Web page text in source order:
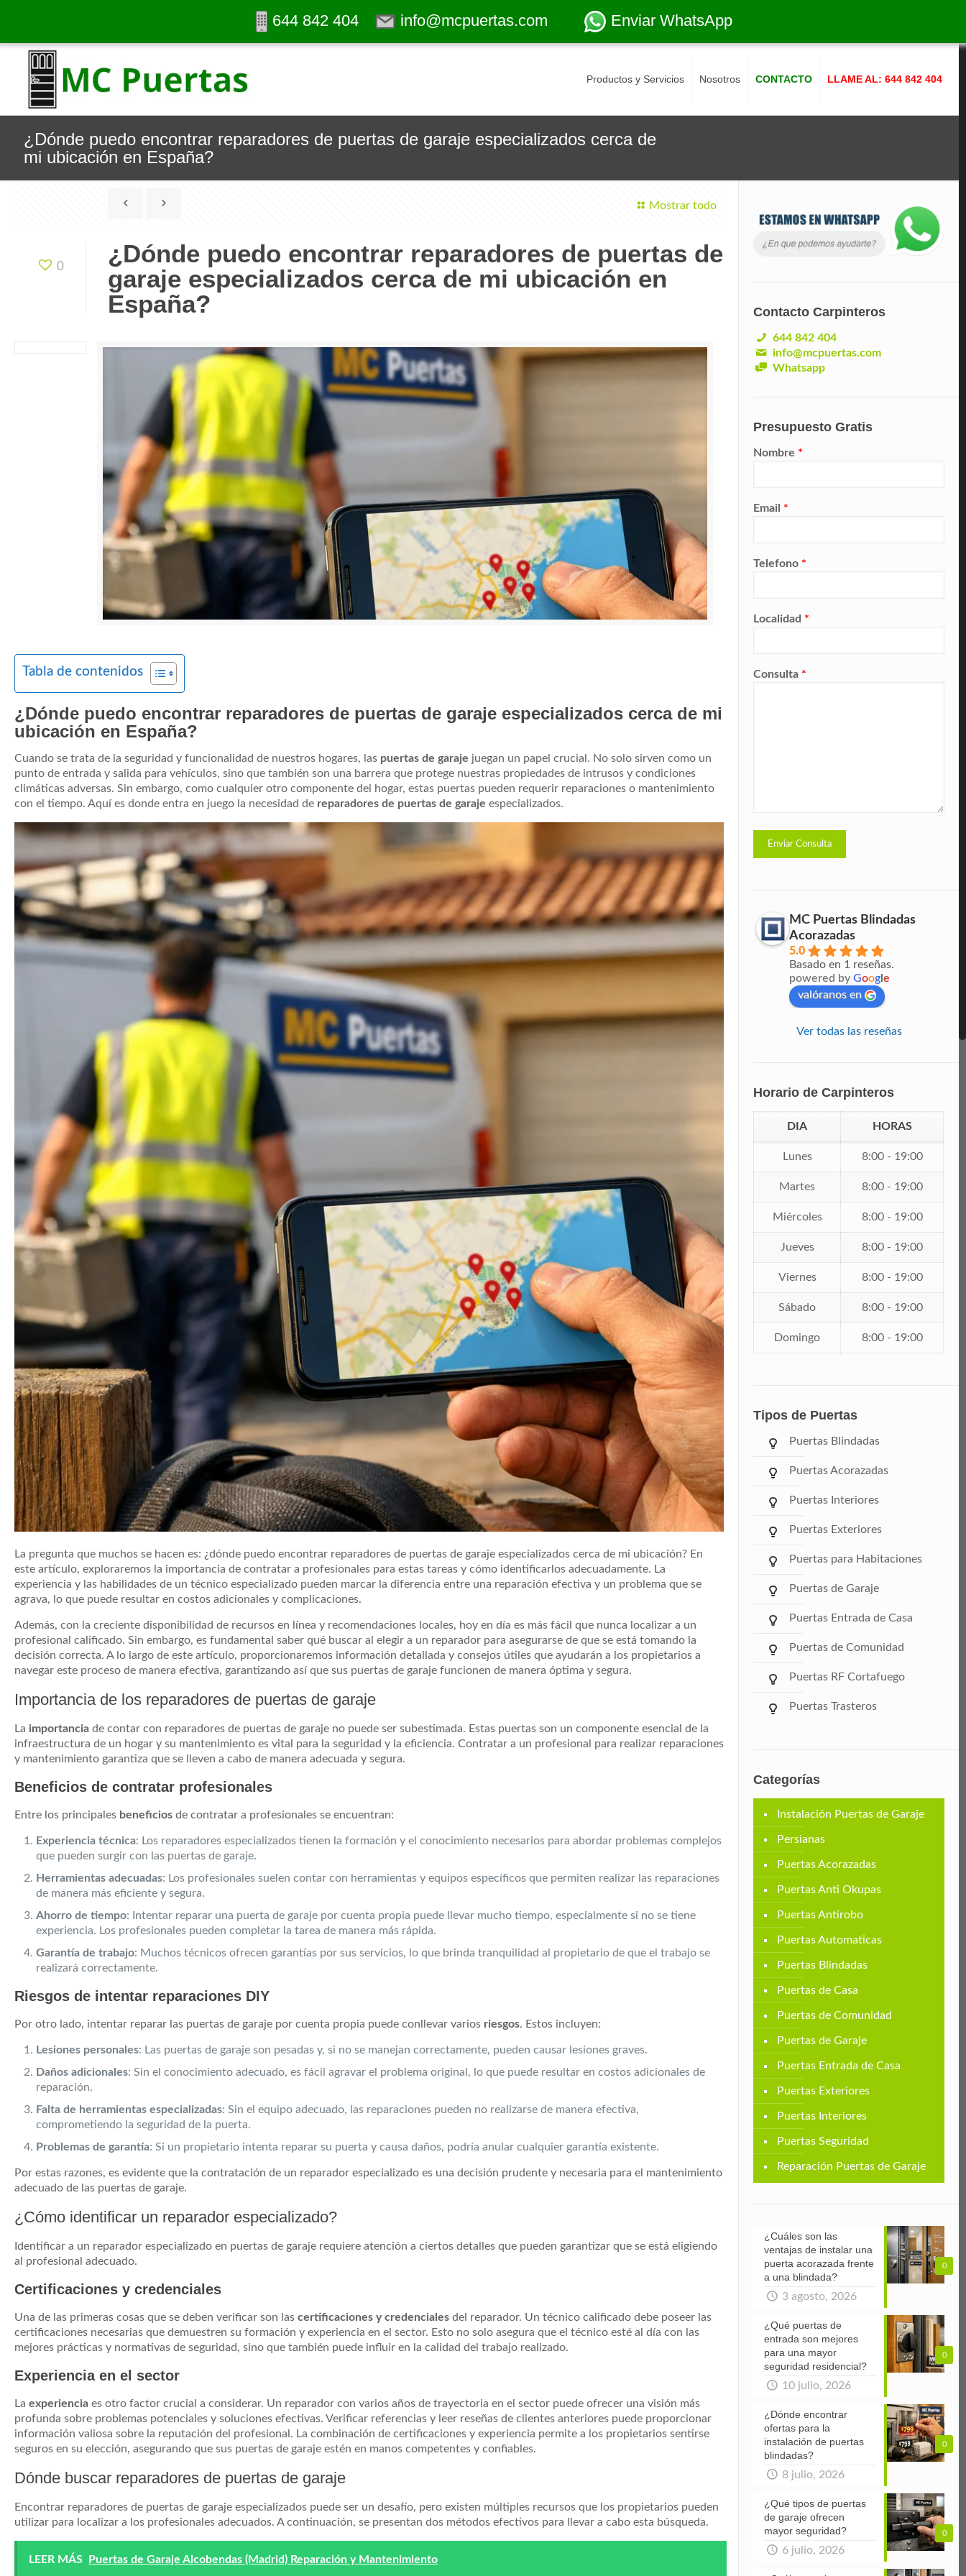
644 842 404 info@mcpuertas.com Enviar WhatsApp
Productos y Servicios Nosotros CONTACTO LLAME AL: 644 842 404
¿Dónde puedo encontrar reparadores de puertas de garaje especializados cerca de
mi ubicación en España?
Mostrar todo
0
¿Dónde puedo encontrar reparadores de puertas de
garaje especializados cerca de mi ubicación en
España?
Tabla de contenidos
¿Dónde puedo encontrar reparadores de puertas de garaje especializados cerca de mi
ubicación en España?
Cuando se trata de la seguridad y funcionalidad de nuestros hogares, las puertas de garaje juegan un papel crucial. No solo sirven como un
punto de entrada y salida para vehículos, sino que también son una barrera que protege nuestras propiedades de intrusos y condiciones
climáticas adversas. Sin embargo, como cualquier otro componente del hogar, estas puertas pueden requerir reparaciones o mantenimiento
con el tiempo. Aquí es donde entra en juego la necesidad de reparadores de puertas de garaje especializados.
La pregunta que muchos se hacen es: ¿dónde puedo encontrar reparadores de puertas de garaje especializados cerca de mi ubicación? En
este artículo, exploraremos la importancia de contratar a profesionales para estas tareas y cómo identificarlos adecuadamente. La
experiencia y las habilidades de un técnico especializado pueden marcar la diferencia entre una reparación efectiva y un problema que se
agrava, lo que puede resultar en costos adicionales y complicaciones.
Además, con la creciente disponibilidad de recursos en línea y recomendaciones locales, hoy en día es más fácil que nunca localizar a un
profesional calificado. Sin embargo, es fundamental saber qué buscar al elegir a un reparador para asegurarse de que se está tomando la
decisión correcta. A lo largo de este artículo, proporcionaremos información detallada y consejos útiles que ayudarán a los propietarios a
navegar este proceso de manera efectiva, garantizando así que sus puertas de garaje funcionen de manera óptima y segura.
Importancia de los reparadores de puertas de garaje
La importancia de contar con reparadores de puertas de garaje no puede ser subestimada. Estas puertas son un componente esencial de la
infraestructura de un hogar y su mantenimiento es vital para la seguridad y la eficiencia. Contratar a un profesional para realizar reparaciones
y mantenimiento garantiza que se lleven a cabo de manera adecuada y segura.
Beneficios de contratar profesionales
Entre los principales beneficios de contratar a profesionales se encuentran:
Experiencia técnica: Los reparadores especializados tienen la formación y el conocimiento necesarios para abordar problemas complejos
que pueden surgir con las puertas de garaje.
Herramientas adecuadas: Los profesionales suelen contar con herramientas y equipos específicos que permiten realizar las reparaciones
de manera más eficiente y segura.
Ahorro de tiempo: Intentar reparar una puerta de garaje por cuenta propia puede llevar mucho tiempo, especialmente si no se tiene
experiencia. Los profesionales pueden completar la tarea de manera más rápida.
Garantía de trabajo: Muchos técnicos ofrecen garantías por sus servicios, lo que brinda tranquilidad al propietario de que el trabajo se
realizará correctamente.
Riesgos de intentar reparaciones DIY
Por otro lado, intentar reparar las puertas de garaje por cuenta propia puede conllevar varios riesgos. Estos incluyen:
Lesiones personales: Las puertas de garaje son pesadas y, si no se manejan correctamente, pueden causar lesiones graves.
Daños adicionales: Sin el conocimiento adecuado, es fácil agravar el problema original, lo que puede resultar en costos adicionales de
reparación.
Falta de herramientas especializadas: Sin el equipo adecuado, las reparaciones pueden no realizarse de manera efectiva,
comprometiendo la seguridad de la puerta.
Problemas de garantía: Si un propietario intenta reparar su puerta y causa daños, podría anular cualquier garantía existente.
Por estas razones, es evidente que la contratación de un reparador especializado es una decisión prudente y necesaria para el mantenimiento
adecuado de las puertas de garaje.
¿Cómo identificar un reparador especializado?
Identificar a un reparador especializado en puertas de garaje requiere atención a ciertos detalles que pueden garantizar que se está eligiendo
al profesional adecuado.
Certificaciones y credenciales
Una de las primeras cosas que se deben verificar son lascertificaciones y credenciales del reparador. Un técnico calificado debe poseer las
certificaciones necesarias que demuestren su formación y experiencia en el sector. Esto no solo asegura que el técnico esté al día con las
mejores prácticas y normativas de seguridad, sino que también puede influir en la calidad del trabajo realizado.
Experiencia en el sector
Laexperiencia es otro factor crucial a considerar. Un reparador con varios años de trayectoria en el sector puede ofrecer una visión más
profunda sobre problemas potenciales y soluciones efectivas. Verificar referencias y leer reseñas de clientes anteriores puede proporcionar
información valiosa sobre la reputación del profesional. La combinación de certificaciones y experiencia permite a los propietarios sentirse
seguros en su elección, asegurando que sus puertas de garaje estén en manos competentes y confiables.
Dónde buscar reparadores de puertas de garaje
Encontrar reparadores de puertas de garaje especializados puede ser un desafío, pero existen múltiples recursos que los propietarios pueden
utilizar para localizar a los profesionales adecuados. A continuación, se presentan dos métodos efectivos para llevar a cabo esta búsqueda.
LEER MÁS Puertas de Garaje Alcobendas (Madrid) Reparación y Mantenimiento
Contacto Carpinteros
644 842 404
info@mcpuertas.com
Whatsapp
Presupuesto Gratis
Nombre *
Email *
Telefono *
Localidad *
Consulta *
MC Puertas Blindadas
Acorazadas
5.0
Basado en 1 reseñas.
powered byGoog le
valóranos en
Ver todas las reseñas
Horario de Carpinteros
DIA HORAS
Lunes 8:00 - 19:00
Martes 8:00 - 19:00
Miércoles 8:00 - 19:00
Jueves 8:00 - 19:00
Viernes 8:00 - 19:00
Sábado 8:00 - 19:00
Domingo 8:00 - 19:00
Tipos de Puertas
Puertas Blindadas
Puertas Acorazadas
Puertas Interiores
Puertas Exteriores
Puertas para Habitaciones
Puertas de Garaje
Puertas Entrada de Casa
Puertas de Comunidad
Puertas RF Cortafuego
Puertas Trasteros
Categorías
Instalación Puertas de Garaje
Persianas
Puertas Acorazadas
Puertas Anti Okupas
Puertas Antirobo
Puertas Automaticas
Puertas Blindadas
Puertas de Casa
Puertas de Comunidad
Puertas de Garaje
Puertas Entrada de Casa
Puertas Exteriores
Puertas Interiores
Puertas Seguridad
Reparación Puertas de Garaje
0
¿Cuáles son las
ventajas de instalar una
puerta acorazada frente
a una blindada?
3 agosto, 2026
0
¿Qué puertas de
entrada son mejores
para una mayor
seguridad residencial?
10 julio, 2026
0
¿Dónde encontrar
ofertas para la
instalación de puertas
blindadas?
8 julio, 2026
0
¿Qué tipos de puertas
de garaje ofrecen
mayor seguridad?
6 julio, 2026